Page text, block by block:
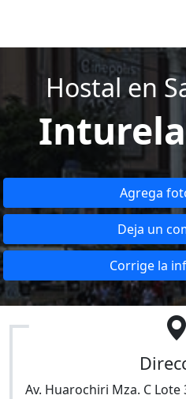
Hostal en
Inturela
Agrega
Deja un
Corrige la
Av. Huarochiri Mza. C